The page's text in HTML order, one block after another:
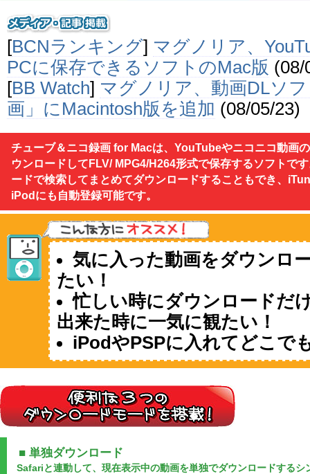
[BCNランキング] マグノリア、
PCに保存できるソフトのMac版 (08/
[BB Watch] マグノリア、動画DLソ
画」にMacintosh版を追加 (08/05/23)
[INTERNET Watch] Mac用の「
対応動画ダウンロードソフト(08/05/
チューブ＆ニコ録画 for Macは、YouTubeやニコニコ動画
ウンロードしてFLV/ MPG4/H264形式で保存するソフトで
ードで検索してまとめてダウンロードすることもでき、
iPodにも自動登録可能です。
気に入った動画をダウンロ
たい！
忙しい時にダウンロードだ
出来た時に一気に観たい！
iPodやPSPに入れてどこで
■ 単独ダウンロード
Safariと連動して、現在表示中の動画を単独でダウンロードするシ